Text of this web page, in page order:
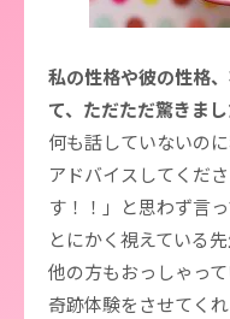
私の性格や彼の性格
て、ただただ驚きまし
何も話していないの
アドバイスしてくだ
す！！」と思わず言っ
とにかく視えている
他の方もおっしゃっ
奇跡体験をさせてくれ